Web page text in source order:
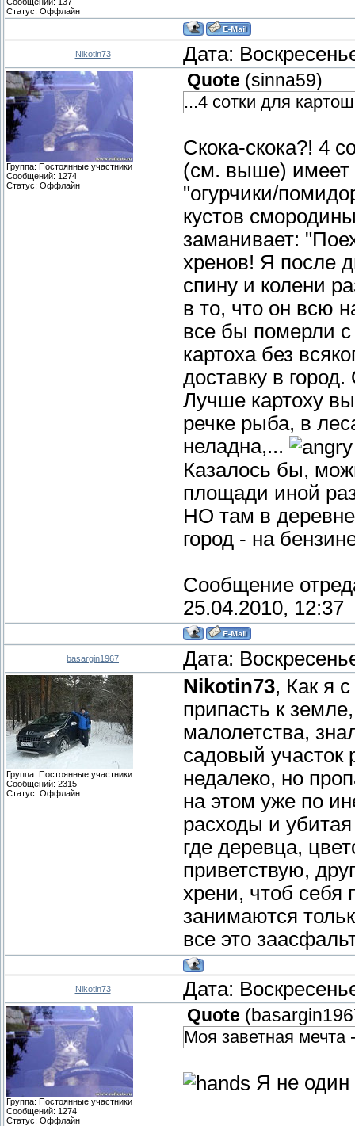
Статус: Оффлайн
Nikotin73 Дата:
Группа: Постоянные участники
Сообщений: 1274
Статус: Оффлайн
Quote (sinna59)
...4 сотки для
Скока-скока?! 4
(см. выше) имеет
"огурчики/
кустов
заманивает:
хренов! Я после
спину и колени
в то, что он всю
все бы померли с
картоха без
доставку в
Лучше картоху
речке рыба, в
неладна,...
Казалось бы,
площади иной
НО там в деревне
город - на
Сообщение
25.04.2010, 12:37
basargin1967 Дата:
Группа: Постоянные участники
Сообщений: 2315
Статус: Оффлайн
Nikotin73, Как я
припасть к
малолетства,
садовый участок
недалеко, но
на этом уже по
расходы и
где деревца,
приветствую,
хрени, чтоб себя
занимаются
все это
Nikotin73 Дата:
Группа: Постоянные участники
Сообщений: 1274
Статус: Оффлайн
Quote (
Моя заветная мечта
Я не один